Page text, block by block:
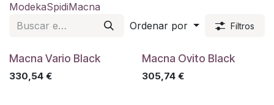
ModekaSpidiMacna
Ordenar por
Filtros
Macna Vario Black
330,54 €
Macna Ovito Black
305,74€